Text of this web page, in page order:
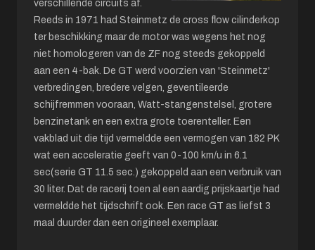
verschillende circuits af.
Reeds in 1971 had Steinmetz de cross flow cilinderkop
ter beschikking maar de motor was wegens het nog
niet homologeren van de ZF nog steeds gekoppeld
aan een 4-bak. De GT werd voorzien van 'Steinmetz'
verbredingen, bredere velgen, geventileerde
schijfremmen vooraan, Watt-stangenstelsel, grotere
benzinetank en een extra grote toerenteller. Een
vakblad uit die tijd vermeldde een vermogen van 182 PK
wat een acceleratie geeft van 0-100 km/u in 6.1
sec(serie GT 11.5 sec.) gekoppeld aan een verbruik van
30 liter. Dat de racerij toen al een aardig prijskaartje had
vermeldde het tijdschrift ook. Een race GT as liefst 3
maal duurder dan een origineel exemplaar.